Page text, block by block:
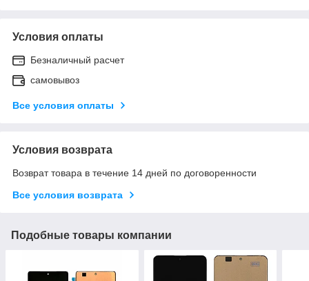
Условия оплаты
Безналичный расчет
самовывоз
Все условия оплаты
Условия возврата
Возврат товара в течение 14 дней по договоренности
Все условия возврата
Подобные товары компании